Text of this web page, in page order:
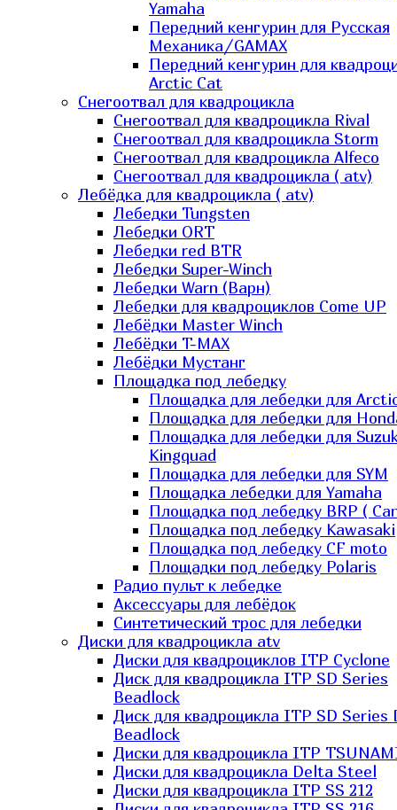
Yamaha
Передний кенгурин для Русская
Механика/GAMAX
Передний кенгурин для
Arctic Cat
Снегоотвал для квадроцикла
Снегоотвал для квадроцикла Rival
Снегоотвал для квадроцикла Storm
Снегоотвал для квадроцикла Alfeco
Снегоотвал для квадроцикла ( atv)
Лебёдка для квадроцикла ( atv)
Лебедки Tungsten
Лебедки ORT
Лебедки red BTR
Лебедки Super-Winch
Лебедки Warn (Варн)
Лебедки для квадроциклов Come UP
Лебёдки Master Winch
Лебёдки T-MAX
Лебёдки Мустанг
Площадка под лебедку
Площадка для лебедки для
Площадка для лебедки для
Площадка для лебедки для
Kingquad
Площадка для лебедки для SYM
Площадка лебедки для Yamaha
Площадка под лебедку BRP (
Площадка под лебедку Kawasaki
Площадка под лебедку СF moto
Площадки под лебедку Polaris
Радио пульт к лебедке
Аксессуары для лебёдок
Синтетический трос для лебедки
Диски для квадроцикла atv
Диски для квадроциклов ITP Cyclone
Диск для квадроцикла ITP SD Series
Beadlock
Диск для квадроцикла ITP SD Series
Beadlock
Диски для квадроцикла ITP
Диски для квадроцикла Delta Steel
Диски для квадроцикла ITP SS 212